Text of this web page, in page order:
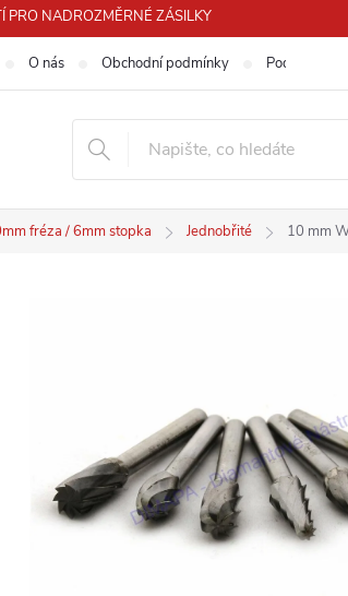
NADROZMĚRNÉ ZÁSILKY
O nás Obchodní podmínky Podmínky
fréza / 6mm stopka Jednobřité 10 mm